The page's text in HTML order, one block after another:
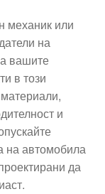
механик или
на
вашите
в този
и
на автомобила
да